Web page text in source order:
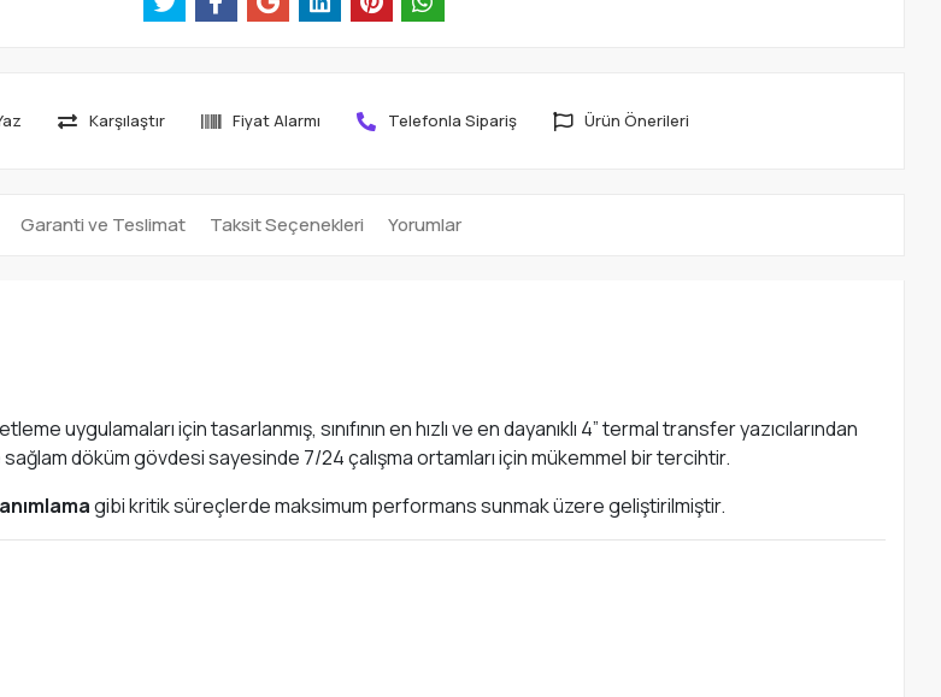
Karşılaştır Fiyat Alarmı Telefonla Sipariş Ürün Önerileri
Garanti ve Teslimat Taksit Seçenekleri Yorumlar
uygulamaları için tasarlanmış, sınıfının en hızlı ve en dayanıklı 4” termal transfer yazıcılarından
döküm gövdesi sayesinde 7/24 çalışma ortamları için mükemmel bir tercihtir.
gibi kritik süreçlerde maksimum performans sunmak üzere geliştirilmiştir.